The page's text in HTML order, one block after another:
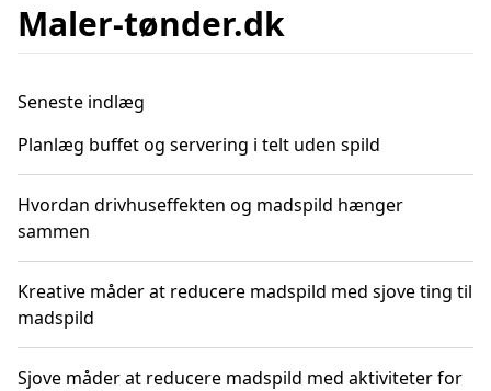
Maler-tønder.dk
Seneste indlæg
Planlæg buffet og servering i telt uden spild
Hvordan drivhuseffekten og madspild hænger
sammen
Kreative måder at reducere madspild med sjove ting til
madspild
Sjove måder at reducere madspild med aktiviteter for